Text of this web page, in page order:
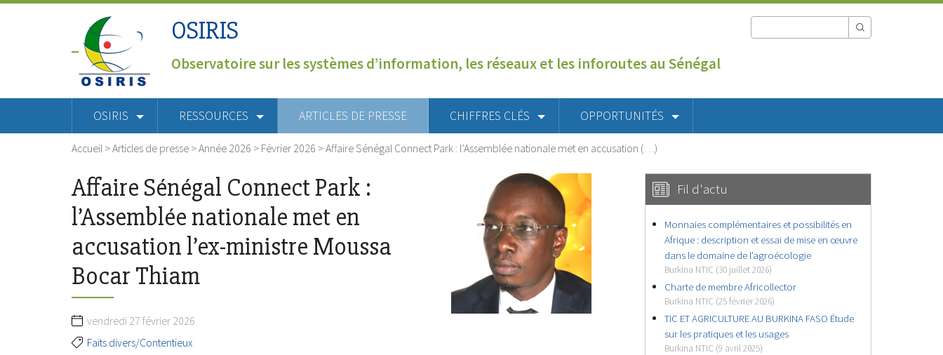
OSIRIS
Observatoire sur les systèmes d’information, les réseaux et les inforoutes au Sénégal
OSIRIS RESSOURCES ARTICLES DE PRESSE CHIFFRES CLÉS OPPORTUNITÉS
Accueil >Articles de presse >Année 2026 > Février 2026 >Affaire Sénégal Connect Park : l’Assemblée nationale met en accusation (…)
Affaire Sénégal Connect Park :
l’Assemblée nationale met en
accusation l’ex-ministre Moussa
Bocar Thiam
vendredi 27 février 2026
Faits divers/Contentieux
Fil d'actu
Monnaies complémentaires et possibilités en
Afrique : description et essai de mise en œuvre
dans le domaine de l’agroécologie
Burkina NTIC (30 juillet 2026)
Charte de membre Africollector
Burkina NTIC (25 février 2026)
TIC ET AGRICULTURE AU BURKINA FASO Étude
sur les pratiques et les usages
Burkina NTIC (9 avril 2025)